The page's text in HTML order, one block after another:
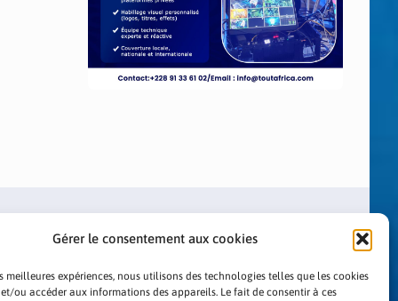
Gérer le consentement aux cookies
meilleures expériences, nous utilisons des technologies telles que les cookies
ou accéder aux informations des appareils. Le fait de consentir à ces